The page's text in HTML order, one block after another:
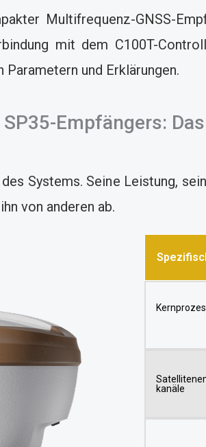
Multifrequenz-GNSS-
mit dem C100T-
und Erklärungen.
Empfängers:
Systems. Seine Leistung,
von anderen ab.
kanäle